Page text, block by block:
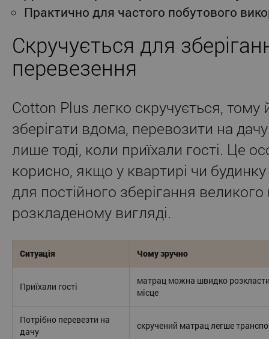
Практично для частого побутового
Скручується для
перевезення
Cotton Plus легко скручується, тому
зберігати вдома, перевозити на
лише тоді, коли приїхали гості. Це
корисно, якщо у квартирі чи
для постійного зберігання
розкладеному вигляді.
Ситуація Чому зручно
Приїхали гості
матрац можна швидко
місце
Потрібно перевезти на
дачу
скручений матрац легше